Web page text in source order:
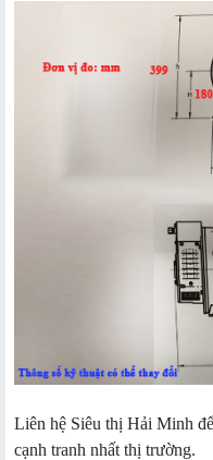
Liên hệ Siêu thị Hải Minh
cạnh tranh nhất thị trường.